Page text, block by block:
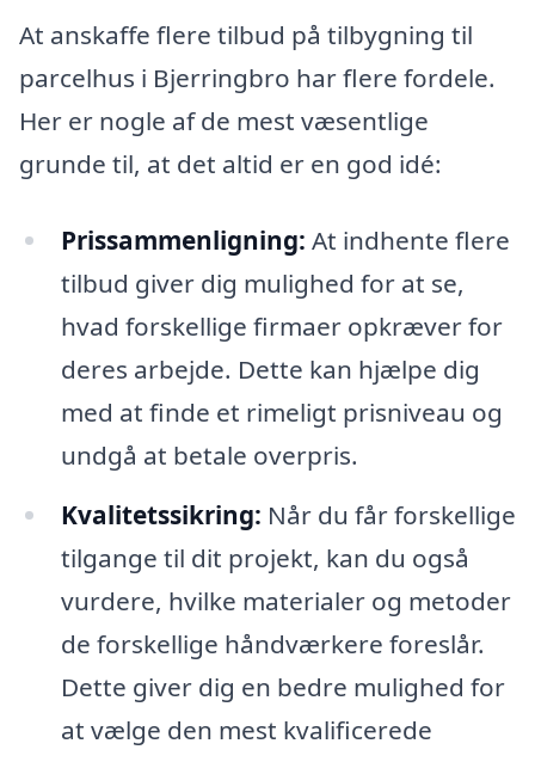
At anskaffe flere tilbud på tilbygning til
parcelhus i Bjerringbro har flere fordele.
Her er nogle af de mest væsentlige
grunde til, at det altid er en god idé:
Prissammenligning: At indhente flere
tilbud giver dig mulighed for at se,
hvad forskellige firmaer opkræver for
deres arbejde. Dette kan hjælpe dig
med at finde et rimeligt prisniveau og
undgå at betale overpris.
Kvalitetssikring: Når du får forskellige
tilgange til dit projekt, kan du også
vurdere, hvilke materialer og metoder
de forskellige håndværkere foreslår.
Dette giver dig en bedre mulighed for
at vælge den mest kvalificerede